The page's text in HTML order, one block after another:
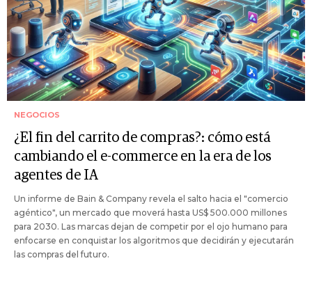
NEGOCIOS
¿El fin del carrito de compras?: cómo está
cambiando el e-commerce en la era de los
agentes de IA
Un informe de Bain & Company revela el salto hacia el "comercio
agéntico", un mercado que moverá hasta US$ 500.000 millones
para 2030. Las marcas dejan de competir por el ojo humano para
enfocarse en conquistar los algoritmos que decidirán y ejecutarán
las compras del futuro.